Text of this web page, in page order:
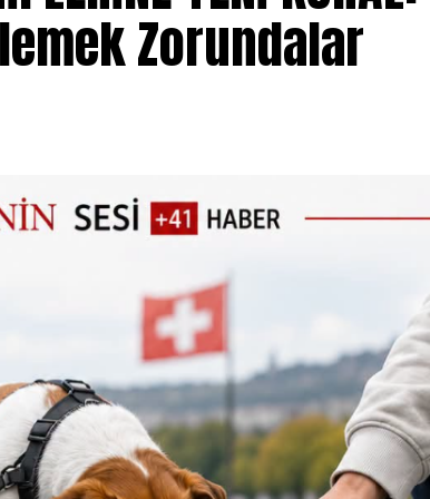
sahip ürünlerin geri çağırma kapsamında
kesinlikle tüketmemelerini istedi. Geri
fişi ibraz edilmeden satın alındıkları market
bedeli tüketicilere tam olarak iade edilecek.
Zorundalar